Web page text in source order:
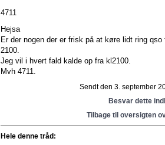
4711
Hejsa
Er der nogen der er frisk på at køre lidt ring
2100.
Jeg vil i hvert fald kalde op fra kl2100.
Mvh 4711.
Sendt den 3. september
Besvar dette
Tilbage til oversigten
Hele denne tråd: